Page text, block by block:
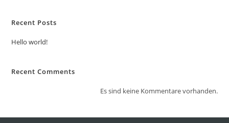
Recent Posts
Hello world!
Recent Comments
Es sind keine Kommentare vorhanden.